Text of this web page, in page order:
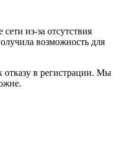
из-за отсутствия
возможность для
отказу в регистрации. Мы